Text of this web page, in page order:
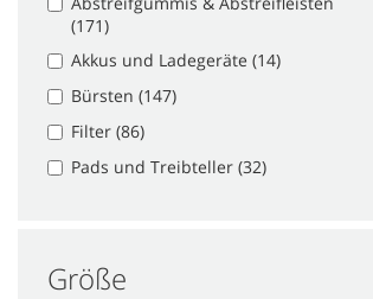
(171)
Akkus und Ladegeräte (14)
Bürsten (147)
Filter (86)
Pads und Treibteller (32)
Größe